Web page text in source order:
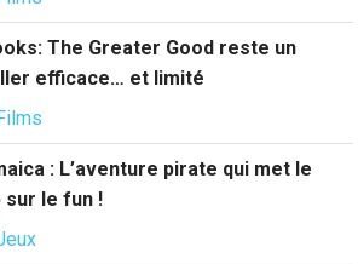
The Greater Good reste un
efficace… et limité
Films
: L’aventure pirate qui met le
sur le fun !